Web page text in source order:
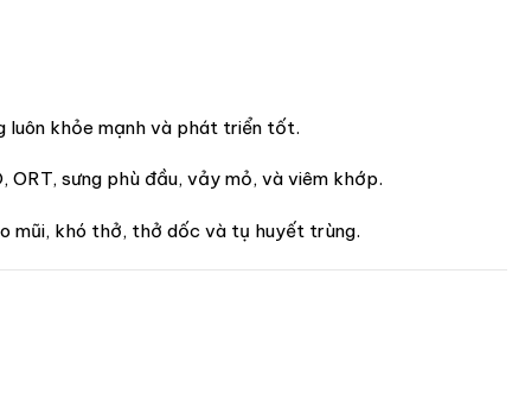
luôn khỏe mạnh và phát triển tốt.
sưng phù đầu, vảy mỏ, và viêm khớp.
mũi, khó thở, thở dốc và tụ huyết trùng.